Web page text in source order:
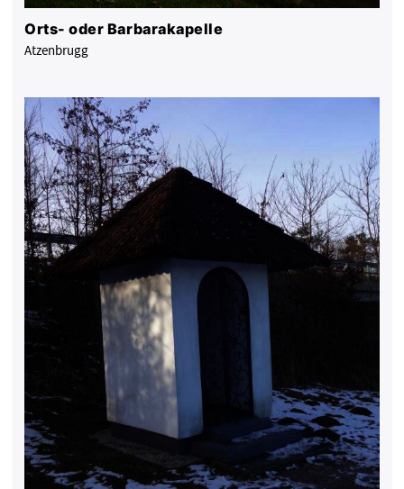
Orts- oder Barbarakapelle
Atzenbrugg